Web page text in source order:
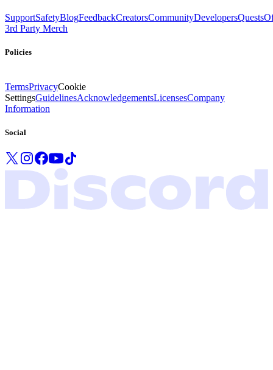
SupportSafetyBlogFeedbackCreatorsCommunityDevelopersQuests
3rd Party Merch
Policies
TermsPrivacyCookie
SettingsGuidelinesAcknowledgementsLicensesCompany
Information
Social